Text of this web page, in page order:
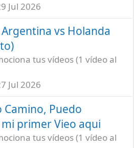
Jul 2026
vs Holanda
tus vídeos (1 vídeo al
Jul 2026
Camino, Puedo
primer Vieo aqui
tus vídeos (1 vídeo al